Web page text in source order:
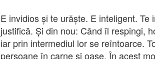
E invidios și te urăște. E inteligent. Te
justifică. Și din nou: Când îl respingi,
iar prin intermediul lor se reîntoarce.
persoane în carne și oase. În acest